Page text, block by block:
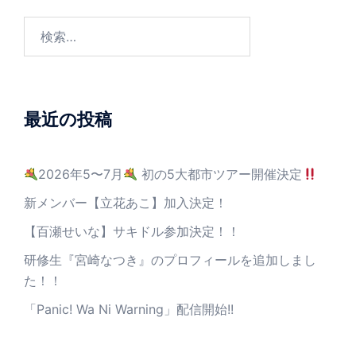
最近の投稿
2026年5〜7月
初の5大都市ツアー開催決定
新メンバー【立花あこ】加入決定！
【百瀬せいな】サキドル参加決定！！
研修生『宮崎なつき』のプロフィールを追加しまし
た！！
「Panic! Wa Ni Warning」配信開始!!